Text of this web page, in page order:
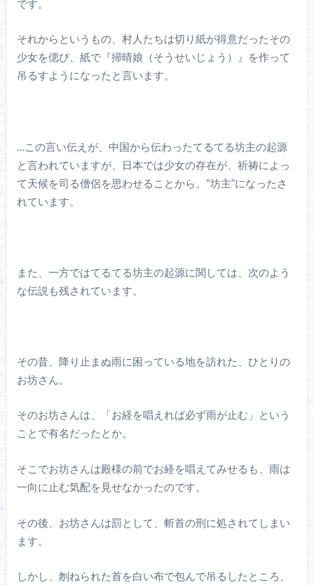
です。
それからというもの、村人たちは切り紙が得意だったその
少女を偲び、紙で『掃晴娘（そうせいじょう）』を作って
吊るすようになったと言います。
…この言い伝えが、中国から伝わったてるてる坊主の起源
と言われていますが、日本では少女の存在が、祈祷によっ
て天候を司る僧侶を思わせることから、“坊主”になったさ
れています。
また、一方ではてるてる坊主の起源に関しては、次のよう
な伝説も残されています。
その昔、降り止まぬ雨に困っている地を訪れた、ひとりの
お坊さん。
そのお坊さんは、「お経を唱えれば必ず雨が止む」という
ことで有名だったとか。
そこでお坊さんは殿様の前でお経を唱えてみせるも、雨は
一向に止む気配を見せなかったのです。
その後、お坊さんは罰として、斬首の刑に処されてしまい
ます。
しかし、刎ねられた首を白い布で包んで吊るしたところ、